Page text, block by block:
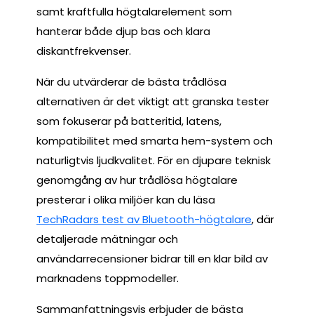
samt kraftfulla högtalarelement som
hanterar både djup bas och klara
diskantfrekvenser.
När du utvärderar de bästa trådlösa
alternativen är det viktigt att granska tester
som fokuserar på batteritid, latens,
kompatibilitet med smarta hem-system och
naturligtvis ljudkvalitet. För en djupare teknisk
genomgång av hur trådlösa högtalare
presterar i olika miljöer kan du läsa
TechRadars test av Bluetooth-högtalare, där
detaljerade mätningar och
användarrecensioner bidrar till en klar bild av
marknadens toppmodeller.
Sammanfattningsvis erbjuder de bästa